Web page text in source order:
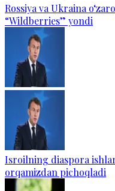
Rossiya va Ukraina
“Wildberries” yondi
Isroilning diaspora
orqamizdan pichoqladi